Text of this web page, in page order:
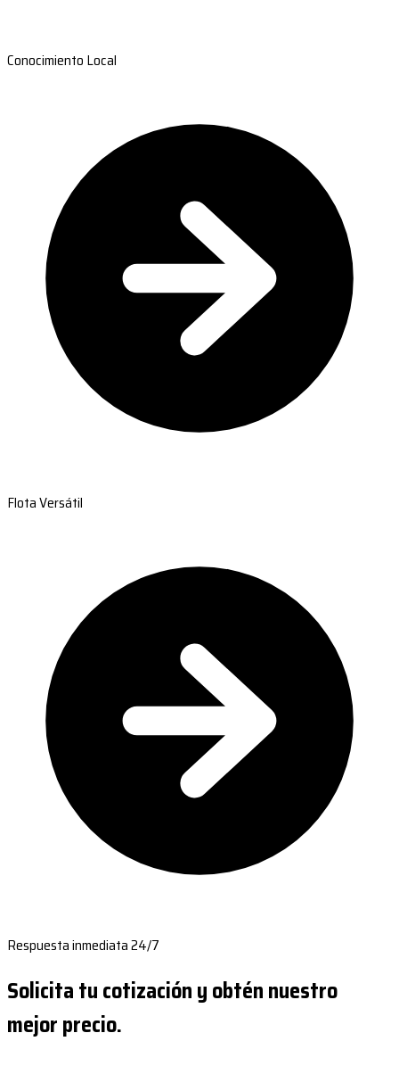
Conocimiento Local
Flota Versátil
Respuesta inmediata 24/7
Solicita tu cotización y obtén nuestro
mejor precio.